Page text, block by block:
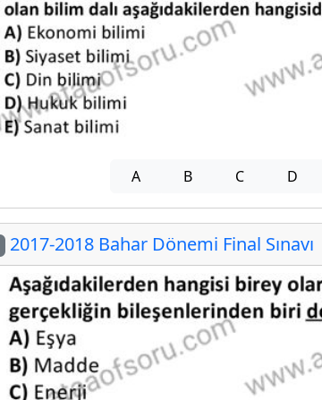
A B C D
2017-2018 Bahar Dönemi Final Sınavı